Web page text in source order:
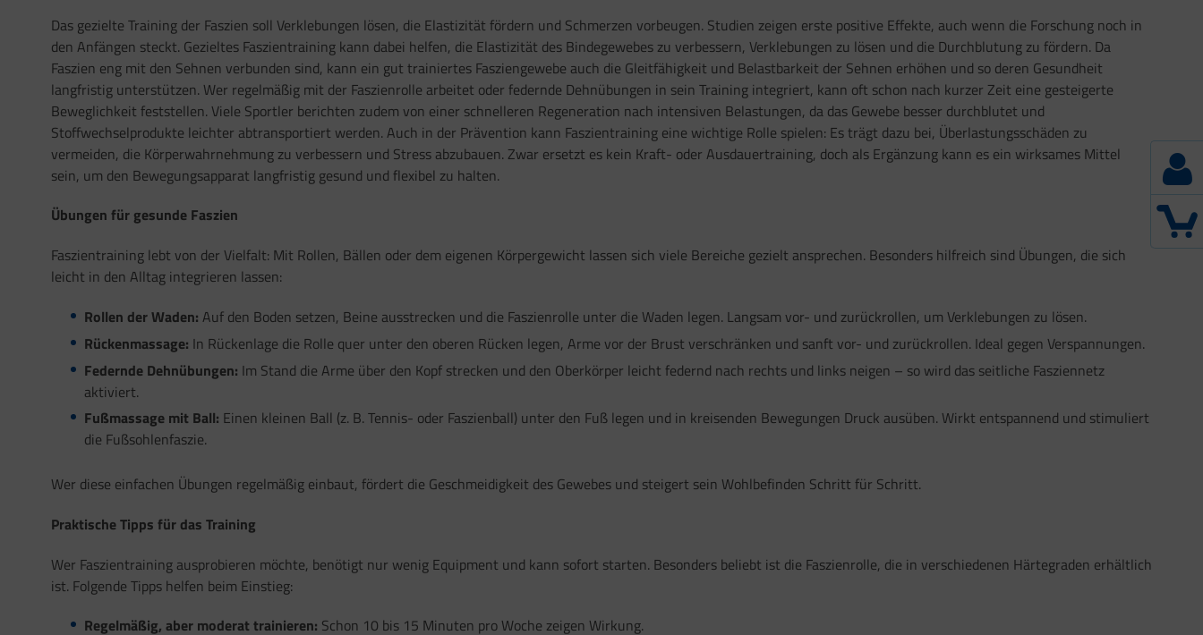
Das gezielte Training der Faszien soll Verklebungen lösen, die Elastizität fördern und Schmerzen vorbeugen. Studien zeigen erste positive Effekte, auch wenn die Forschung noch in
den Anfängen steckt. Gezieltes Faszientraining kann dabei helfen, die Elastizität des Bindegewebes zu verbessern, Verklebungen zu lösen und die Durchblutung zu fördern. Da
Faszien eng mit den Sehnen verbunden sind, kann ein gut trainiertes Fasziengewebe auch die Gleitfähigkeit und Belastbarkeit der Sehnen erhöhen und so deren Gesundheit
langfristig unterstützen. Wer regelmäßig mit der Faszienrolle arbeitet oder federnde Dehnübungen in sein Training integriert, kann oft schon nach kurzer Zeit eine gesteigerte
Beweglichkeit feststellen. Viele Sportler berichten zudem von einer schnelleren Regeneration nach intensiven Belastungen, da das Gewebe besser durchblutet und
Stoffwechselprodukte leichter abtransportiert werden. Auch in der Prävention kann Faszientraining eine wichtige Rolle spielen: Es trägt dazu bei, Überlastungsschäden zu
vermeiden, die Körperwahrnehmung zu verbessern und Stress abzubauen. Zwar ersetzt es kein Kraft- oder Ausdauertraining, doch als Ergänzung kann es ein wirksames Mittel
sein, um den Bewegungsapparat langfristig gesund und flexibel zu halten.
Übungen für gesunde Faszien
Faszientraining lebt von der Vielfalt: Mit Rollen, Bällen oder dem eigenen Körpergewicht lassen sich viele Bereiche gezielt ansprechen. Besonders hilfreich sind Übungen, die sich
leicht in den Alltag integrieren lassen:
Rollen der Waden: Auf den Boden setzen, Beine ausstrecken und die Faszienrolle unter die Waden legen. Langsam vor- und zurückrollen, um Verklebungen zu lösen.
Rückenmassage: In Rückenlage die Rolle quer unter den oberen Rücken legen, Arme vor der Brust verschränken und sanft vor- und zurückrollen. Ideal gegen Verspannungen.
Federnde Dehnübungen: Im Stand die Arme über den Kopf strecken und den Oberkörper leicht federnd nach rechts und links neigen – so wird das seitliche Fasziennetz
aktiviert.
Fußmassage mit Ball: Einen kleinen Ball (z. B. Tennis- oder Faszienball) unter den Fuß legen und in kreisenden Bewegungen Druck ausüben. Wirkt entspannend und stimuliert
die Fußsohlenfaszie.
Wer diese einfachen Übungen regelmäßig einbaut, fördert die Geschmeidigkeit des Gewebes und steigert sein Wohlbefinden Schritt für Schritt.
Praktische Tipps für das Training
Wer Faszientraining ausprobieren möchte, benötigt nur wenig Equipment und kann sofort starten. Besonders beliebt ist die Faszienrolle, die in verschiedenen Härtegraden erhältlich
ist. Folgende Tipps helfen beim Einstieg:
Regelmäßig, aber moderat trainieren: Schon 10 bis 15 Minuten pro Woche zeigen Wirkung.